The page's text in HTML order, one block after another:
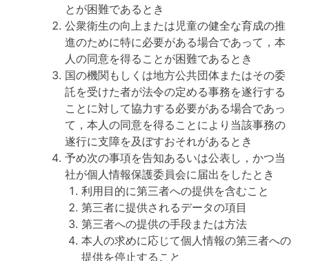
とが困難であるとき
公衆衛生の向上または児童の健全な育成の推
進のために特に必要がある場合であって，本
人の同意を得ることが困難であるとき
国の機関もしくは地方公共団体またはその委
託を受けた者が法令の定める事務を遂行する
ことに対して協力する必要がある場合であっ
て，本人の同意を得ることにより当該事務の
遂行に支障を及ぼすおそれがあるとき
予め次の事項を告知あるいは公表し，かつ当
社が個人情報保護委員会に届出をしたとき
利用目的に第三者への提供を含むこと
第三者に提供されるデータの項目
第三者への提供の手段または方法
本人の求めに応じて個人情報の第三者への
提供を停止すること